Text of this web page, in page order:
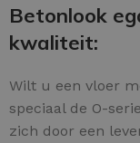
Betonlook
kwaliteit:
Wilt u een vloer
speciaal de O-
zich door een